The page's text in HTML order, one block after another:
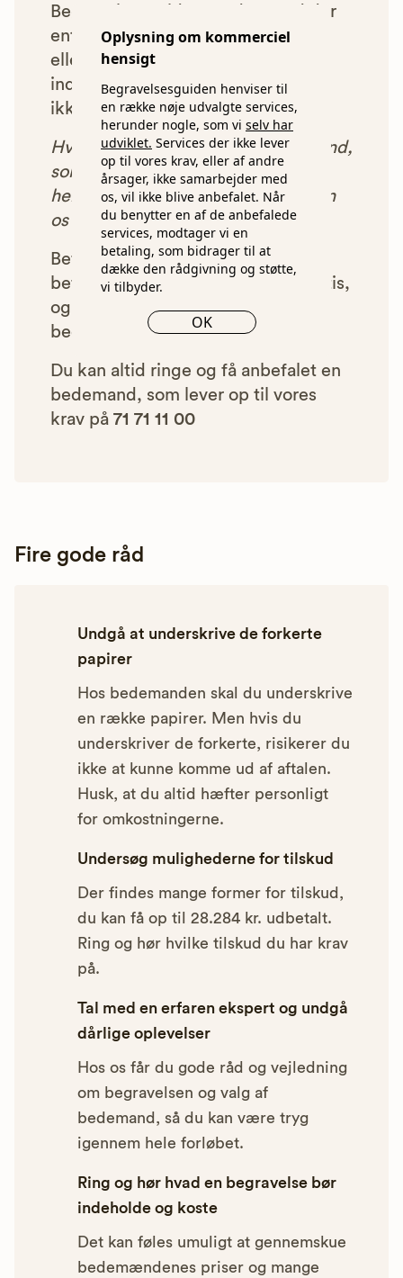
Oplysning om kommerciel
hensigt
Begravelsesguiden henviser til
en række nøje udvalgte services,
herunder nogle, som vi selv har
udviklet. Services der ikke lever
op til vores krav, eller af andre
årsager, ikke samarbejder med
os, vil ikke blive anbefalet. Når
du benytter en af de anbefalede
services, modtager vi en
betaling, som bidrager til at
dække den rådgivning og støtte,
vi tilbyder.
OK
Begravelsesguiden. Bedemænd der
enten ikke lever op til vores krav,
eller som af andre årsager ikke har
indgået et samarbejde med os, vil
ikke blive vist i vores anbefalinger.
Hver gang du benytter en bedemand,
som vi har godkendt, anbefalet og
henvist dig til, betaler bedemanden
os et beløb for denne henvisning.
Betalingen for vores henvisninger
betyder, at vores rådgivning er gratis,
og at vi samtidig kan tilbyde vores
bedemandsgaranti.
Du kan altid ringe og få anbefalet en
bedemand, som lever op til vores
krav på 71 71 11 00
Fire gode råd
Undgå at underskrive de forkerte
papirer
Hos bedemanden skal du underskrive
en række papirer. Men hvis du
underskriver de forkerte, risikerer du
ikke at kunne komme ud af aftalen.
Husk, at du altid hæfter personligt
for omkostningerne.
Undersøg mulighederne for tilskud
Der findes mange former for tilskud,
du kan få op til 28.284 kr. udbetalt.
Ring og hør hvilke tilskud du har krav
på.
Tal med en erfaren ekspert og undgå
dårlige oplevelser
Hos os får du gode råd og vejledning
om begravelsen og valg af
bedemand, så du kan være tryg
igennem hele forløbet.
Ring og hør hvad en begravelse bør
indeholde og koste
Det kan føles umuligt at gennemskue
bedemændenes priser og mange